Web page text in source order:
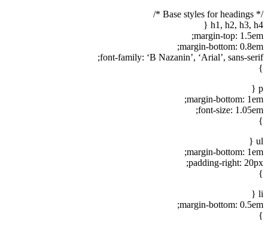
/* Base styles for headings */
h1, h2, h3, h4 {
margin-top: 1.5em;
margin-bottom: 0.8em;
font-family: ‘B Nazanin’, ‘Arial’, sans-serif;
}
p {
margin-bottom: 1em;
font-size: 1.05em;
}
ul {
margin-bottom: 1em;
padding-right: 20px;
}
li {
margin-bottom: 0.5em;
}